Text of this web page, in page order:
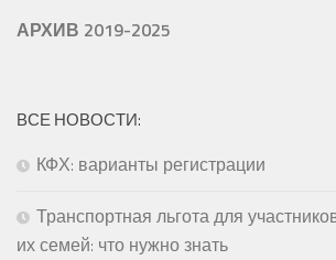
АРХИВ 2019-2025
ВСЕ НОВОСТИ:
КФХ: варианты регистрации
Транспортная льгота для
их семей: что нужно знать